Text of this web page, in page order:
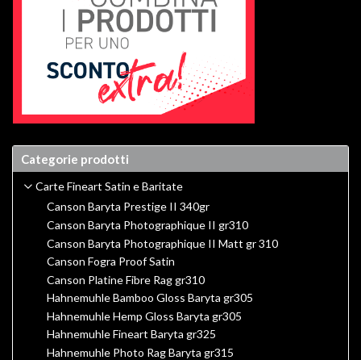
Categorie prodotti
Carte Fineart Satin e Baritate
Canson Baryta Prestige II 340gr
Canson Baryta Photographique II gr310
Canson Baryta Photographique II Matt gr 310
Canson Fogra Proof Satin
Canson Platine Fibre Rag gr310
Hahnemuhle Bamboo Gloss Baryta gr305
Hahnemuhle Hemp Gloss Baryta gr305
Hahnemuhle Fineart Baryta gr325
Hahnemuhle Photo Rag Baryta gr315